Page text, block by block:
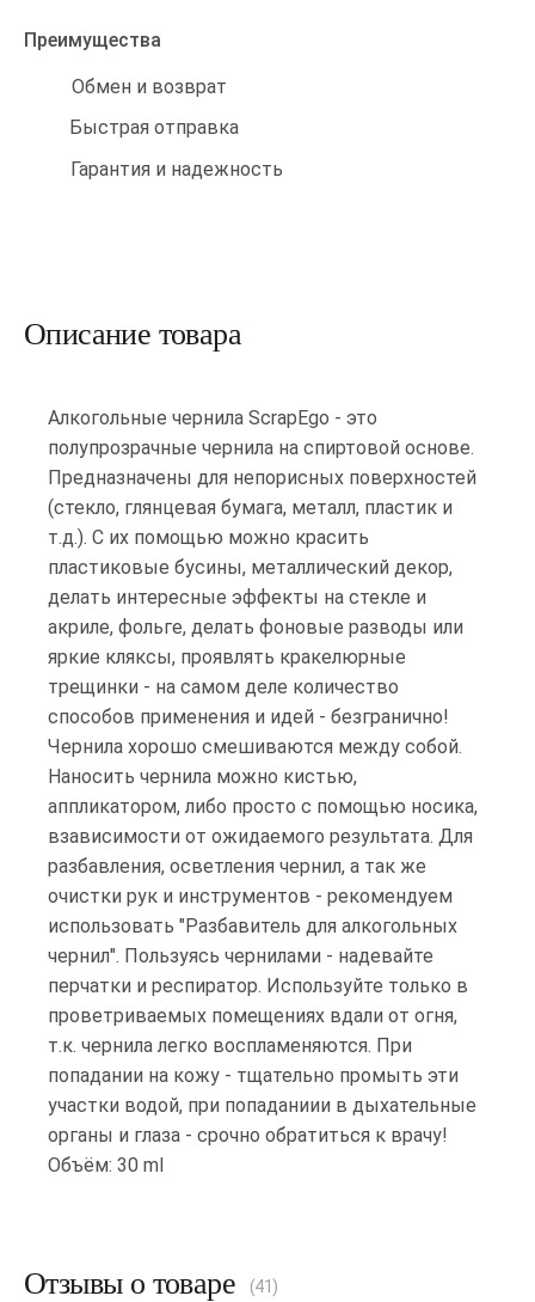
Преимущества
Обмен и возврат
Быстрая отправка
Гарантия и надежность
Описание товара
Алкогольные чернила ScrapEgo - это
полупрозрачные чернила на спиртовой основе.
Предназначены для непорисных поверхностей
(стекло, глянцевая бумага, металл, пластик и
т.д.). С их помощью можно красить
пластиковые бусины, металлический декор,
делать интересные эффекты на стекле и
акриле, фольге, делать фоновые разводы или
яркие кляксы, проявлять кракелюрные
трещинки - на самом деле количество
способов применения и идей - безгранично!
Чернила хорошо смешиваются между собой.
Наносить чернила можно кистью,
аппликатором, либо просто с помощью носика,
взависимости от ожидаемого результата. Для
разбавления, осветления чернил, а так же
очистки рук и инструментов - рекомендуем
использовать "Разбавитель для алкогольных
чернил". Пользуясь чернилами - надевайте
перчатки и респиратор. Используйте только в
проветриваемых помещениях вдали от огня,
т.к. чернила легко воспламеняются. При
попадании на кожу - тщательно промыть эти
участки водой, при попаданиии в дыхательные
органы и глаза - срочно обратиться к врачу!
Объём: 30 ml
Отзывы о товаре (41)